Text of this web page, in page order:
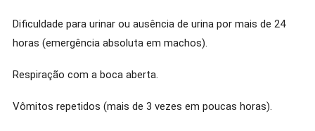
Dificuldade para urinar ou ausência de urina por mais de 24
horas (emergência absoluta em machos).
Respiração com a boca aberta.
Vômitos repetidos (mais de 3 vezes em poucas horas).